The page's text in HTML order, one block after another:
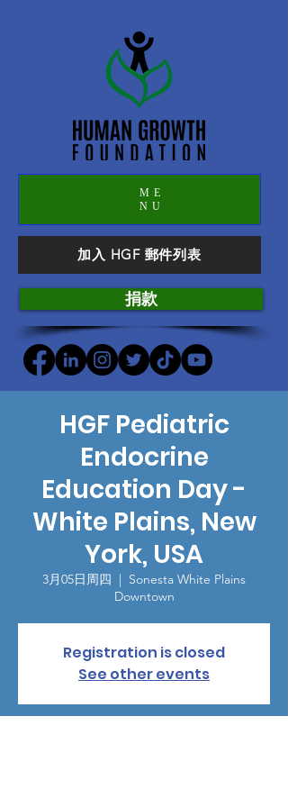
ME
NU
加入 HGF 郵件列表
捐款
HGF Pediatric
Endocrine
Education Day -
White Plains, New
York, USA
3月05日周四
  |
Sonesta White Plains
Downtown
Registration is closed
See other events